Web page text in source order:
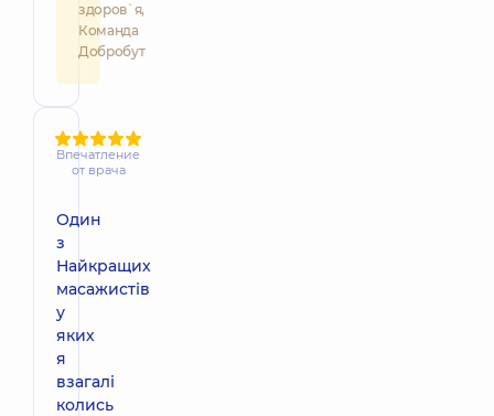
здоров`я,
Команда
Добробут
Впечатление
от врача
Один
з
Найкращих
масажистів
у
яких
я
взагалі
колись